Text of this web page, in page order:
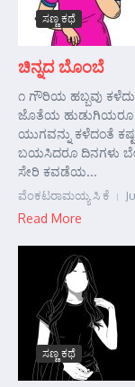
ಸಣ್ಣ ಕಥೆ
ಚಿನ್ನದ ಬೊಂಬೆ
೧ ಗೌರಿಯ ಹಬ್ಬವು ಕಳೆದು
ಜೊತೆಯ ಹುಡುಗಿಯರೂ
ಯುಗವನ್ನು ಕಳೆದಂತೆ
ಬಯಸಿದರೂ ದಿನಗಳು
ಸೇರಿ ಕವಡೆಯ...
ವೆಂಕಟರಾಮಯ್ಯ ಸಿ ಕೆ
Read More
ಸಣ್ಣ ಕಥೆ